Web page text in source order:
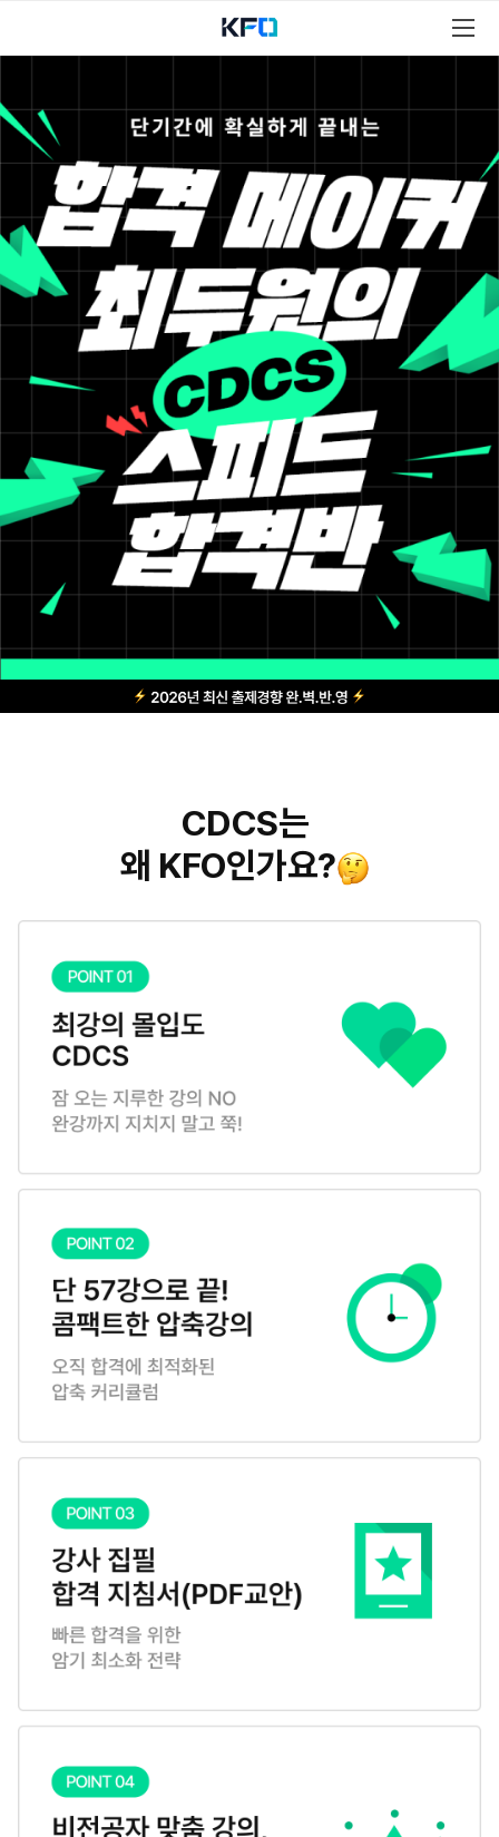
CDCS는
왜 KFO인가요?